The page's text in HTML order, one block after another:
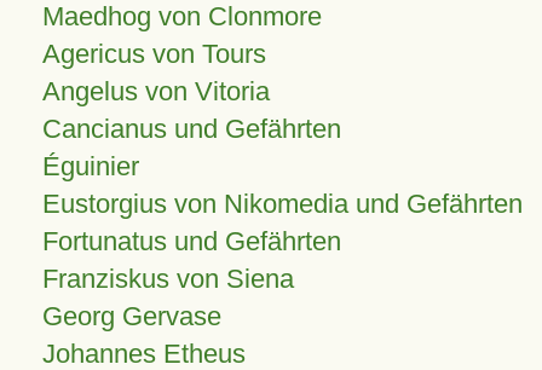
Maedhog von Clonmore
Agericus von Tours
Angelus von Vitoria
Cancianus und Gefährten
Éguinier
Eustorgius von Nikomedia und Gefährten
Fortunatus und Gefährten
Franziskus von Siena
Georg Gervase
Johannes Etheus